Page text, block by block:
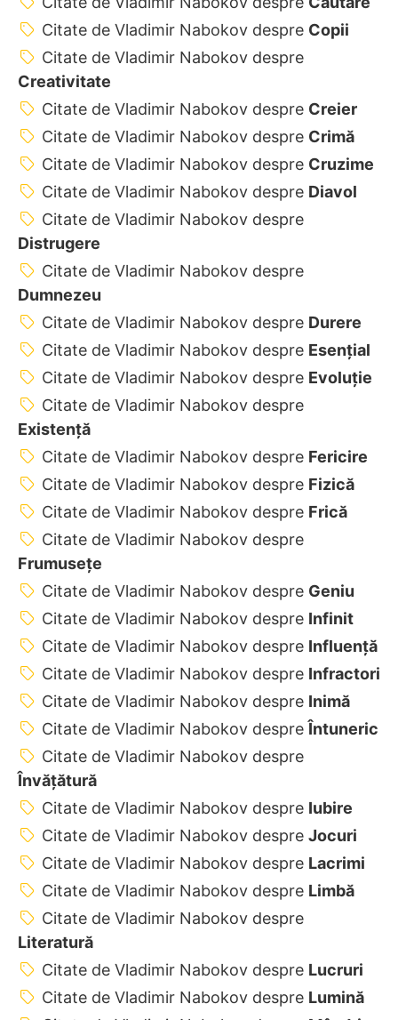
Citate de Vladimir Nabokov despre Copii
Citate de Vladimir Nabokov despre
Creativitate
Citate de Vladimir Nabokov despre Creier
Citate de Vladimir Nabokov despre Crimă
Citate de Vladimir Nabokov despre Cruzime
Citate de Vladimir Nabokov despre Diavol
Citate de Vladimir Nabokov despre
Distrugere
Citate de Vladimir Nabokov despre
Dumnezeu
Citate de Vladimir Nabokov despre Durere
Citate de Vladimir Nabokov despre Esențial
Citate de Vladimir Nabokov despre Evoluție
Citate de Vladimir Nabokov despre
Existență
Citate de Vladimir Nabokov despre Fericire
Citate de Vladimir Nabokov despre Fizică
Citate de Vladimir Nabokov despre Frică
Citate de Vladimir Nabokov despre
Frumusețe
Citate de Vladimir Nabokov despre Geniu
Citate de Vladimir Nabokov despre Infinit
Citate de Vladimir Nabokov despre Influență
Citate de Vladimir Nabokov despre Infractori
Citate de Vladimir Nabokov despre Inimă
Citate de Vladimir Nabokov despreÎntuneric
Citate de Vladimir Nabokov despre
Învățătură
Citate de Vladimir Nabokov despre Iubire
Citate de Vladimir Nabokov despre Jocuri
Citate de Vladimir Nabokov despre Lacrimi
Citate de Vladimir Nabokov despre Limbă
Citate de Vladimir Nabokov despre
Literatură
Citate de Vladimir Nabokov despre Lucruri
Citate de Vladimir Nabokov despre Lumină